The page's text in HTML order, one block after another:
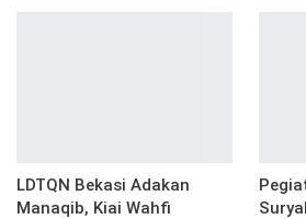
LDTQN Bekasi Adakan
Manaqib, Kiai Wahfi